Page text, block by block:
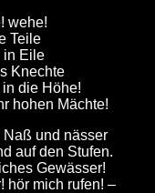
wehe!
Teile
in Eile
Knechte
die Höhe!
hohen Mächte!
und nässer
auf den Stufen.
Gewässer!
hör mich rufen! –